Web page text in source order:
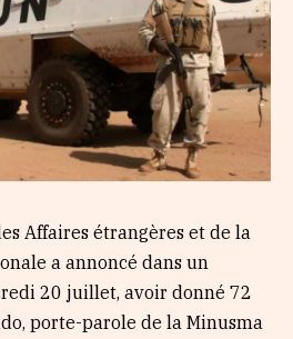
Affaires étrangères et de la
a annoncé dans un
20 juillet, avoir donné 72
porte-parole de la Minusma